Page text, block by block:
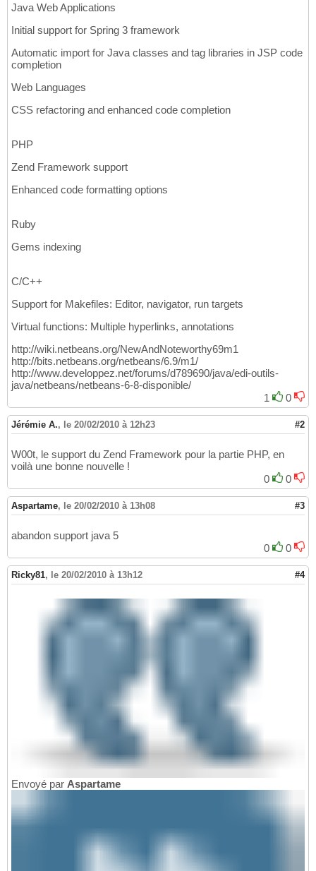
Java Web Applications
Initial support for Spring 3 framework
Automatic import for Java classes and tag libraries in JSP code
completion
Web Languages
CSS refactoring and enhanced code completion
PHP
Zend Framework support
Enhanced code formatting options
Ruby
Gems indexing
C/C++
Support for Makefiles: Editor, navigator, run targets
Virtual functions: Multiple hyperlinks, annotations
http://wiki.netbeans.org/NewAndNoteworthy69m1
http://bits.netbeans.org/netbeans/6.9/m1/
http://www.developpez.net/forums/d789690/java/edi-outils-
java/netbeans/netbeans-6-8-disponible/
1
0
Jérémie A., le 20/02/2010 à 12h23 #2
W00t, le support du Zend Framework pour la partie PHP, en
voilà une bonne nouvelle !
0
0
Aspartame, le 20/02/2010 à 13h08 #3
abandon support java 5
0
0
Ricky81, le 20/02/2010 à 13h12 #4
Envoyé par Aspartame